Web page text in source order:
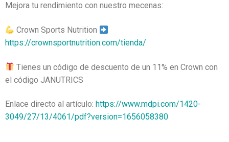
Mejora tu rendimiento con nuestro mecenas:
Crown Sports Nutrition
https://crownsportnutrition.com/tienda/
Tienes un código de descuento de un 11% en Crown con
el código JANUTRICS
Enlace directo al artículo: https://www.mdpi.com/1420-
3049/27/13/4061/pdf?version=1656058380